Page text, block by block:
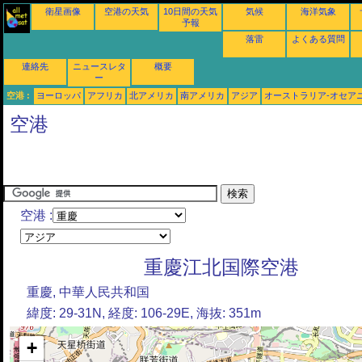
衛星画像 空港の天気
10日間の天気
予報
気候 海洋気象
落雷 よくある質問
連絡先
ニュースレタ
ー
概要
空港 : ヨーロッパ アフリカ 北アメリカ 南アメリカ アジア オーストラリア-オセア
空港
空港 :
重慶江北国際空港
重慶, 中華人民共和国
緯度: 29-31N, 経度: 106-29E, 海抜: 351m
+